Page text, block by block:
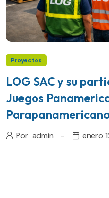
Proyectos
LOG SAC y su
Juegos
Por admin enero